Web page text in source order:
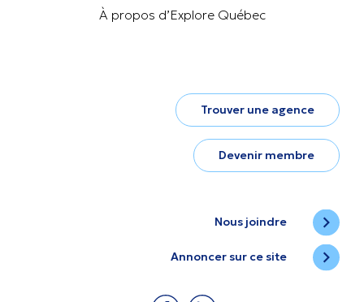
À propos d’Explore Québec
Trouver une agence
Devenir membre
Nous joindre
Annoncer sur ce site